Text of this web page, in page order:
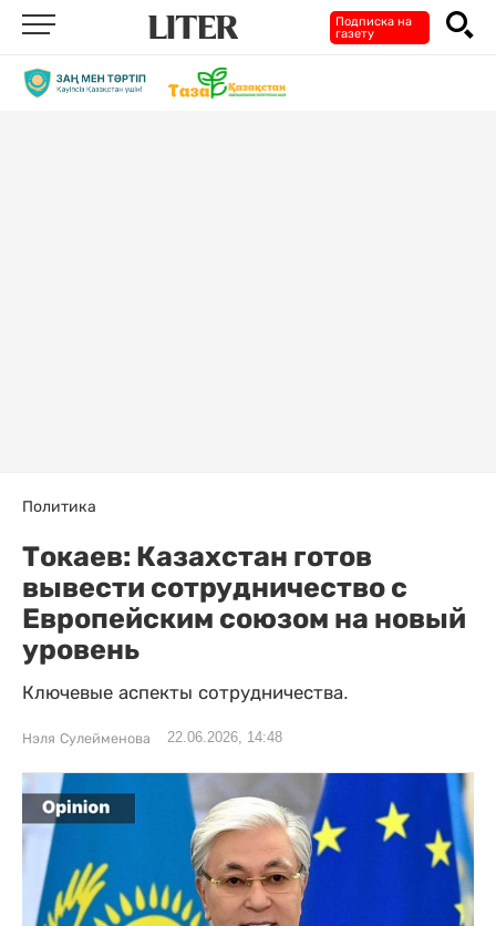
Подписка на
газету
Политика
Токаев: Казахстан готов
вывести сотрудничество с
Европейским союзом на новый
уровень
Ключевые аспекты сотрудничества.
Нэля Сулейменова 22.06.2026, 14:48